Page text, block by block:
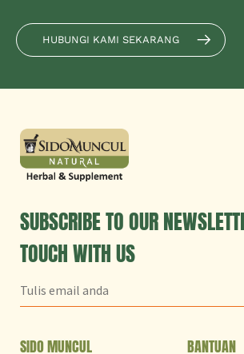
HUBUNGI KAMI SEKARANG
SUBSCRIBE TO OUR
TOUCH WITH US
SIDO MUNCUL BANTUAN